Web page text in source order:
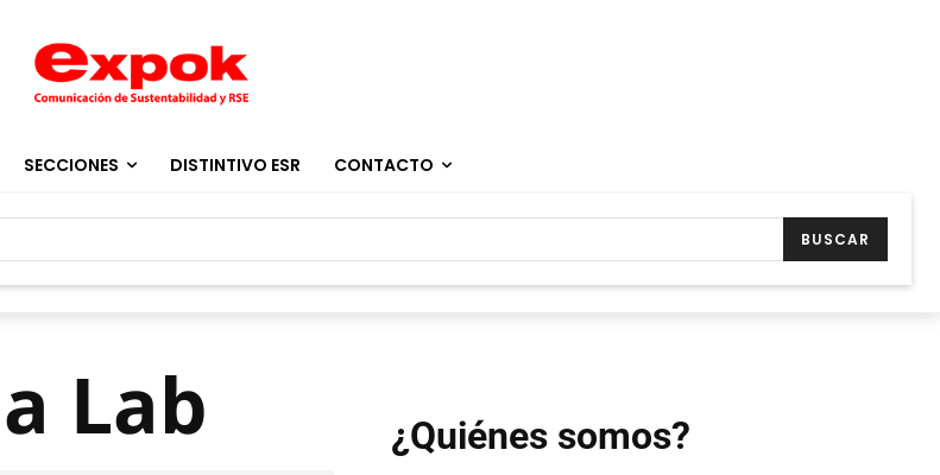
SECCIONES DISTINTIVO ESR CONTACTO
BUSCAR
Lab ¿Quiénes somos?